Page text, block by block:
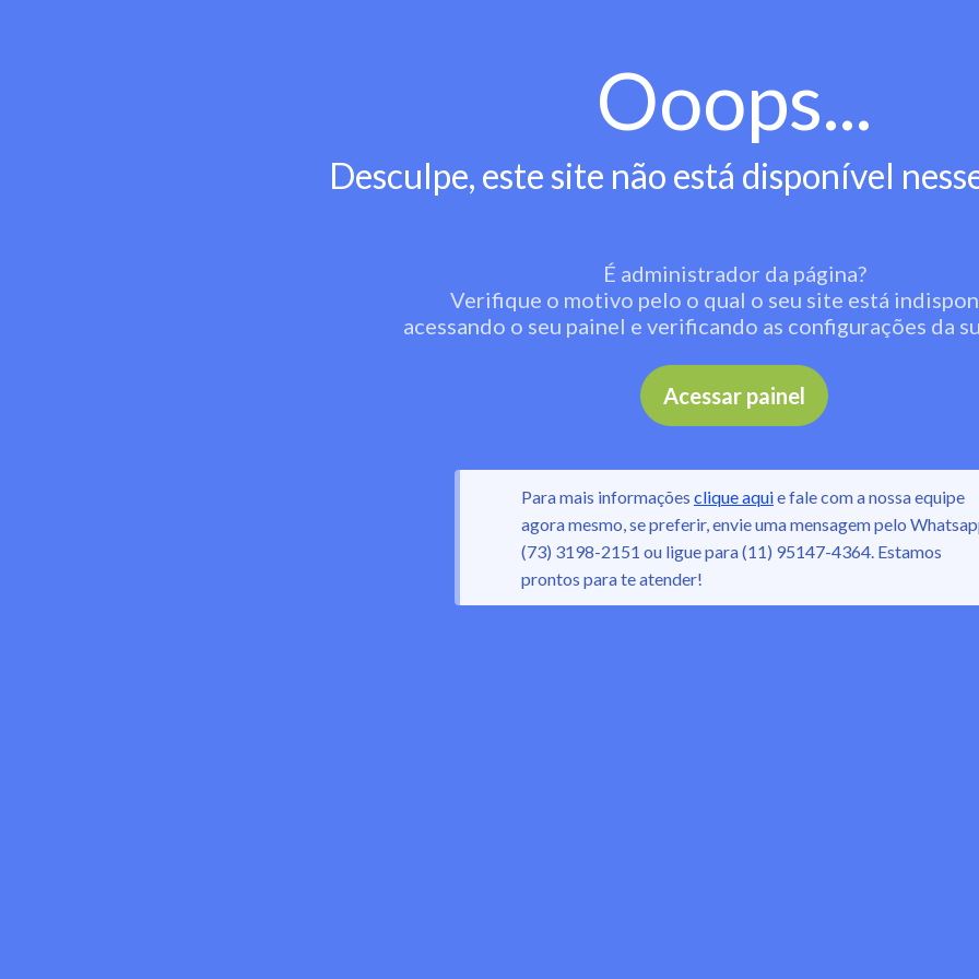
Ooops...
Desculpe, este site não está disponível
É administrador da página?
Verifique o motivo pelo o qual o seu site está
acessando o seu painel e verificando as configurações da
Acessar painel
Para mais informações clique aquie fale com a nossa equipe
agora mesmo, se preferir, envie uma mensagem pelo
(73) 3198-2151 ou ligue para (11) 95147-4364. Estamos
prontos para te atender!